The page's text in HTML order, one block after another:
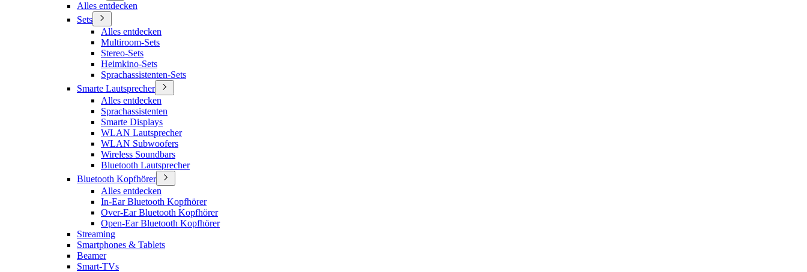
Alles entdecken
Sets
Alles entdecken
Multiroom-Sets
Stereo-Sets
Heimkino-Sets
Sprachassistenten-Sets
Smarte Lautsprecher
Alles entdecken
Sprachassistenten
Smarte Displays
WLAN Lautsprecher
WLAN Subwoofers
Wireless Soundbars
Bluetooth Lautsprecher
Bluetooth Kopfhörer
Alles entdecken
In-Ear Bluetooth Kopfhörer
Over-Ear Bluetooth Kopfhörer
Open-Ear Bluetooth Kopfhörer
Streaming
Smartphones & Tablets
Beamer
Smart-TVs